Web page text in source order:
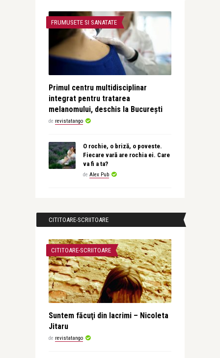
FRUMUSETE SI SANATATE
Primul centru multidisciplinar
integrat pentru tratarea
melanomului, deschis la București
de revistatango
O rochie, o briză, o poveste.
Fiecare vară are rochia ei. Care
va fi a ta?
de Alex Pub
CITITOARE-SCRIITOARE
CITITOARE-SCRIITOARE
Suntem făcuţi din lacrimi – Nicoleta
Jitaru
de revistatango